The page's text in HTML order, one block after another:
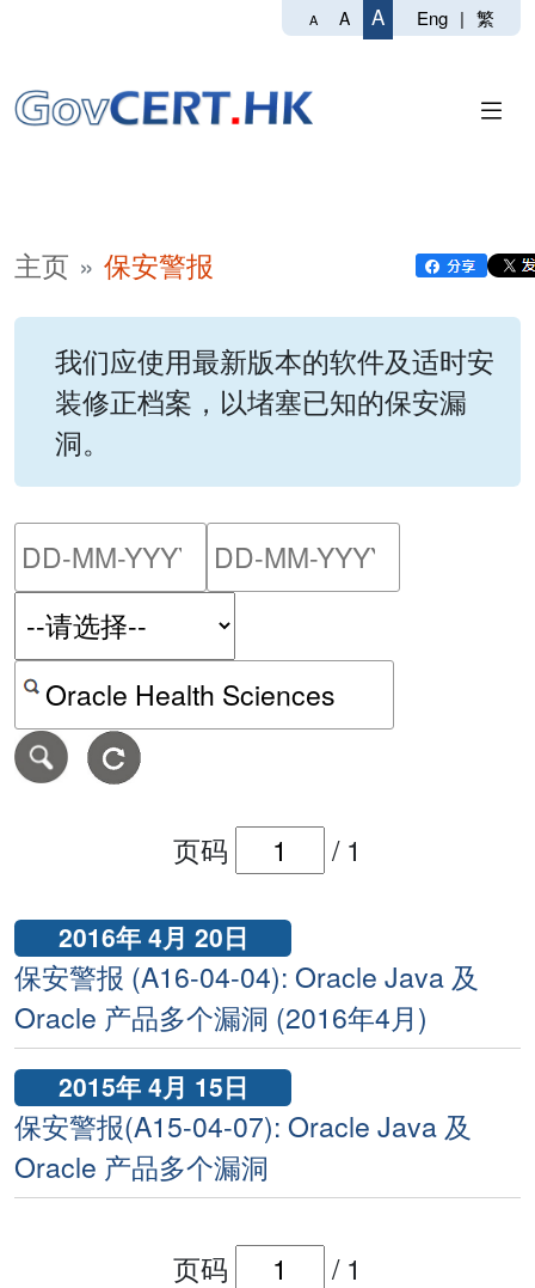
A A A Eng | 繁
主页 保安警报
我们应使用最新版本的软件及适时安
装修正档案，以堵塞已知的保安漏
洞。
请输入搜索日期范围的开
按关键字或 CVE ID 搜寻保安警报
页码 / 1
2016年 4月 20日
保安警报 (A16-04-04): Oracle Java 及
Oracle 产品多个漏洞 (2016年4月)
2015年 4月 15日
保安警报(A15-04-07): Oracle Java 及
Oracle 产品多个漏洞
页码 / 1